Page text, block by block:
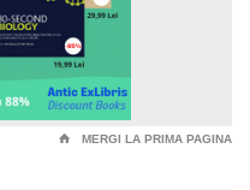
⌂ MERGI LA PRIMA PAGINA